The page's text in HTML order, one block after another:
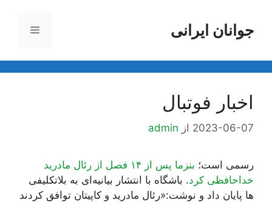
محتواجوانان ایرانی فهرست
اخبار فوتبال
2023-06-07 از admin
رسمی است؛
بنزما پس از ۱۴ فصل از رئال مادرید
خداحافظی کرد. باشگاه با انتشار بیانیه‌ای به بلاتکلیفی
ها پایان داد و نوشت:«رئال مادرید و کاپیتان توافق کردند